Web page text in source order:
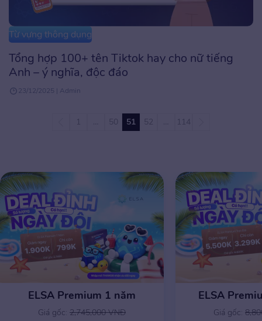
Từ vựng thông dụng
Tổng hợp 100+ tên Tiktok hay cho nữ tiếng
Anh – ý nghĩa, độc đáo
23/12/2025 | Admin
1 50 51 52 114
ELSA Premium 1 năm
Giá gốc: 2,745,000 VNĐ
ELSA
Giá gốc: